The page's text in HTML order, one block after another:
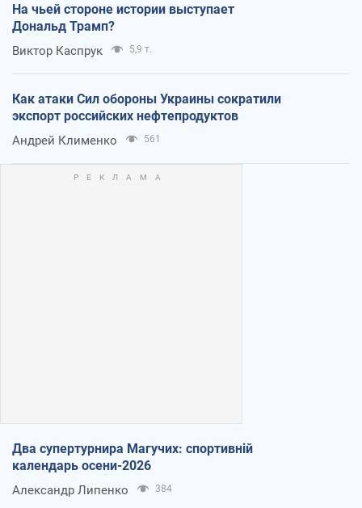
На чьей стороне истории выступает
Дональд Трамп?
Виктор Каспрук 5,9 т.
Как атаки Сил обороны Украины сократили
экспорт российских нефтепродуктов
Андрей Клименко 561
Два супертурнира Магучих: спортивній
календарь осени-2026
Александр Липенко 384